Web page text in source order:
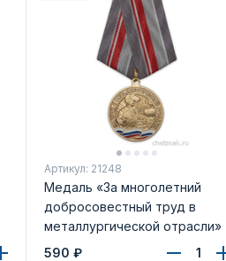
Артикул: 21248
Медаль «За многолетний
добросовестный труд в
металлургической отрасли»
с бланком удостоверения
590 ₽